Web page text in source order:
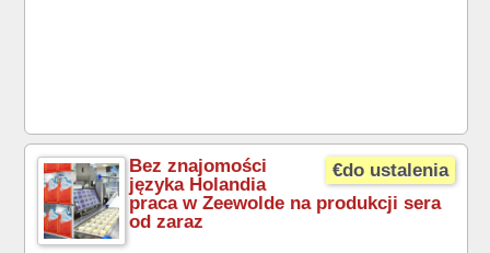
€do ustalenia
Bez znajomości
języka Holandia
praca w Zeewolde na produkcji sera
od zaraz